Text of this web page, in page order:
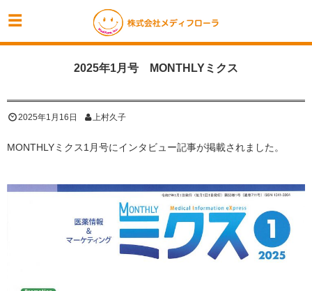
2025年1月号 MONTHLYミクス
2025年1月16日 上村久子
MONTHLYミクス1月号にインタビュー記事が掲載されました。